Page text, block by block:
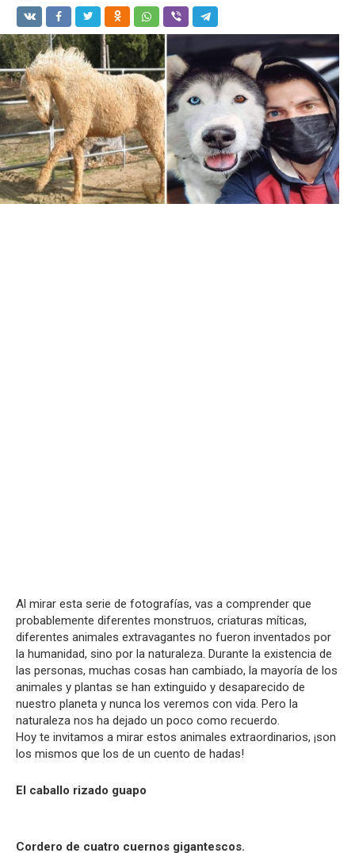
Al mirar esta serie de fotografías, vas a comprender que
probablemente diferentes monstruos, criaturas míticas,
diferentes animales extravagantes no fueron inventados por
la humanidad, sino por la naturaleza. Durante la existencia de
las personas, muchas cosas han cambiado, la mayoría de los
animales y plantas se han extinguido y desaparecido de
nuestro planeta y nunca los veremos con vida. Pero la
naturaleza nos ha dejado un poco como recuerdo.
Hoy te invitamos a mirar estos animales extraordinarios, ¡son
los mismos que los de un cuento de hadas!
El caballo rizado guapo
Cordero de cuatro cuernos gigantescos.